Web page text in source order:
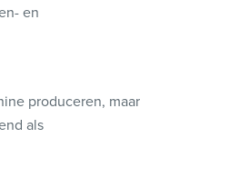
en
produceren, maar
als